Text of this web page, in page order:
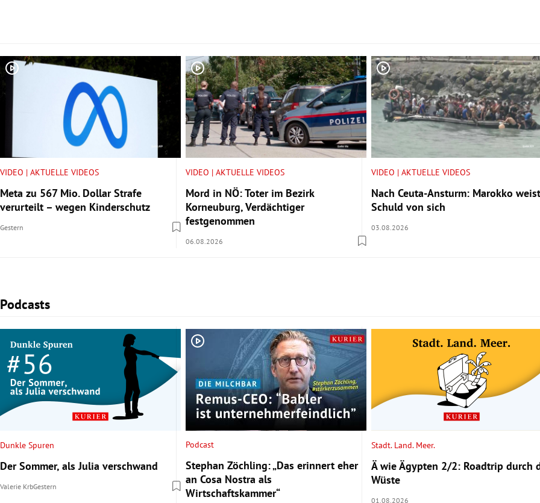
VIDEO | AKTUELLE VIDEOS
Meta zu 567 Mio. Dollar Strafe
verurteilt – wegen Kinderschutz
Gestern
VIDEO | AKTUELLE VIDEOS
Mord in NÖ: Toter im Bezirk
Korneuburg, Verdächtiger
festgenommen
06.08.2026
VIDEO | AKTUELLE VIDEOS
Nach Ceuta-Ansturm: Marokko weist
Schuld von sich
03.08.2026
Podcasts
Slide 1 von 2
Dunkle Spuren
Der Sommer, als Julia verschwand
Valerie KrbGestern
Podcast
Stephan Zöchling: „Das erinnert eher
an Cosa Nostra als
Wirtschaftskammer“
Stadt. Land. Meer.
Ä wie Ägypten 2/2: Roadtrip durch
Wüste
01.08.2026